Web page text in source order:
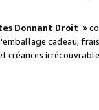
Donnant Droit »
cadeau,
créances